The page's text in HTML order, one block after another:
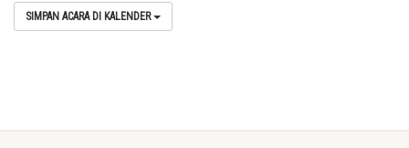
SIMPAN ACARA DI KALENDER